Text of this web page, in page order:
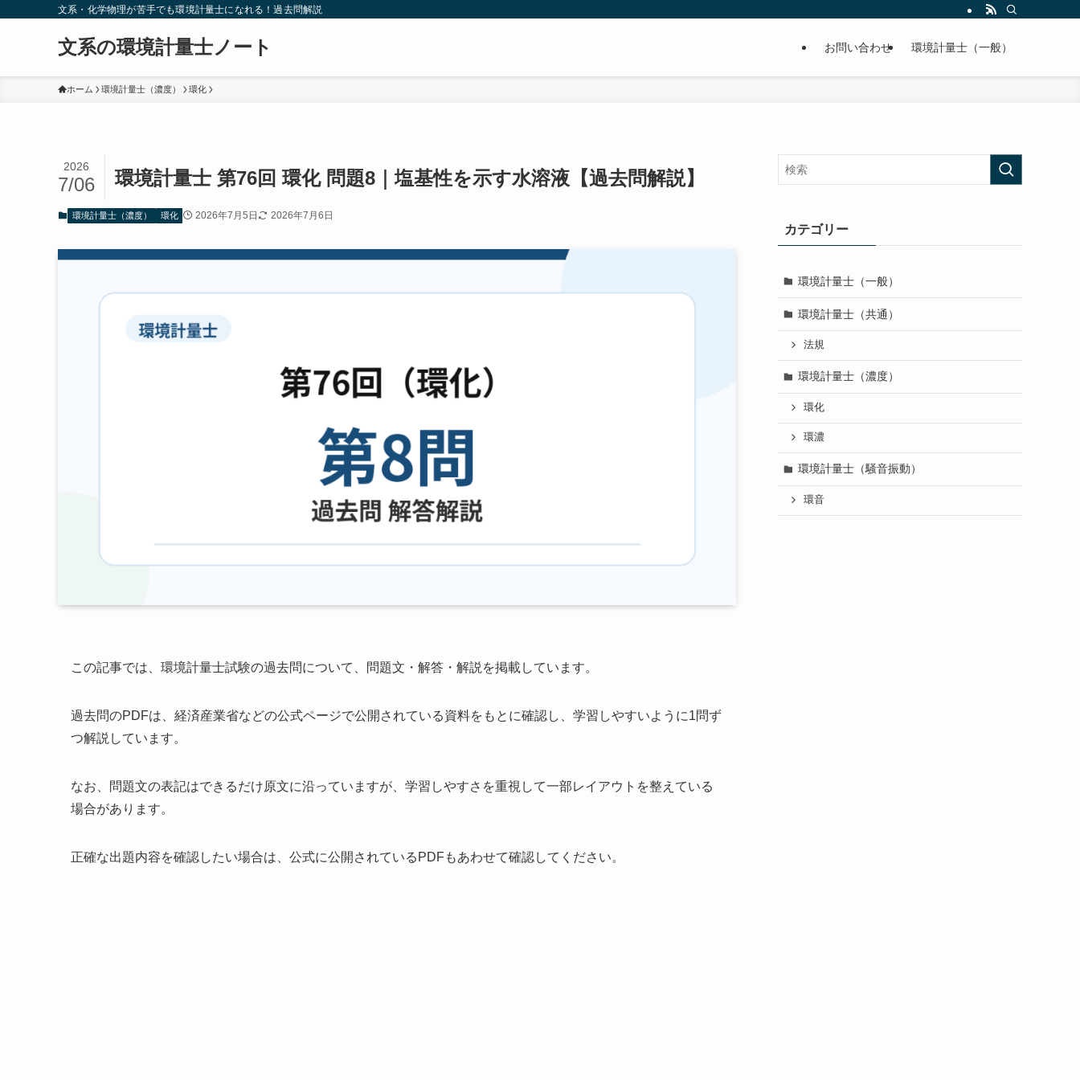
文系・化学物理が苦手でも環境計量士になれる！過去問解説
文系の環境計量士ノート お問い合わせ 環境計量士（一般）
ホーム 環境計量士（濃度） 環化
環境計量士 第76回 環化 問題8｜塩基性を示す水溶液【過去問解説】
2026
7/06
環境計量士（濃度） 環化 2026年7月5日 2026年7月6日
この記事では、環境計量士試験の過去問について、問題文・解答・解説を掲載しています。
過去問のPDFは、経済産業省などの公式ページで公開されている資料をもとに確認し、学習しやすいように1問ず
つ解説しています。
なお、問題文の表記はできるだけ原文に沿っていますが、学習しやすさを重視して一部レイアウトを整えている
場合があります。
正確な出題内容を確認したい場合は、公式に公開されているPDFもあわせて確認してください。
カテゴリー
環境計量士（一般）
環境計量士（共通）
法規
環境計量士（濃度）
環化
環濃
環境計量士（騒音振動）
環音